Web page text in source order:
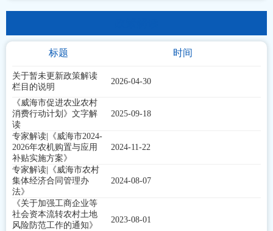
标题 时间
关于暂未更新政策解读
栏目的说明
2026-04-30
《威海市促进农业农村
消费行动计划》文字解
读
2025-09-18
专家解读|《威海市2024-
2026年农机购置与应用
补贴实施方案》
2024-11-22
专家解读|《威海市农村
集体经济合同管理办
法》
2024-08-07
《关于加强工商企业等
社会资本流转农村土地
风险防范工作的通知》
2023-08-01